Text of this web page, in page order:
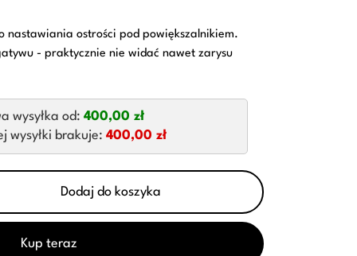
nastawiania ostrości pod powiększalnikiem.
- praktycznie nie widać nawet zarysu
wysyłka od: 400,00 zł
wysyłki brakuje: 400,00 zł
Dodaj do koszyka
Kup teraz